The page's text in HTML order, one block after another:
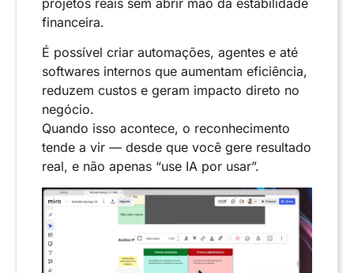
financeira.
É possível criar automações, agentes e até
softwares internos que aumentam eficiência,
reduzem custos e geram impacto direto no
negócio.
Quando isso acontece, o reconhecimento
tende a vir — desde que você gere resultado
real, e não apenas “use IA por usar”.